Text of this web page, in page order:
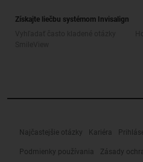
Získajte liečbu systémom Invisalign
Najčastejšie otázky Kariéra
Podmienky používania Zásady